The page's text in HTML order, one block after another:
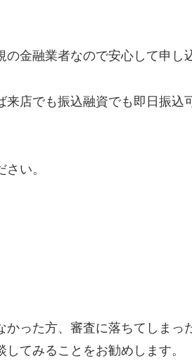
金融業者なので安心して申し
店でも振込融資でも即日振込
い。
った方、審査に落ちてしまっ
てみることをお勧めします。